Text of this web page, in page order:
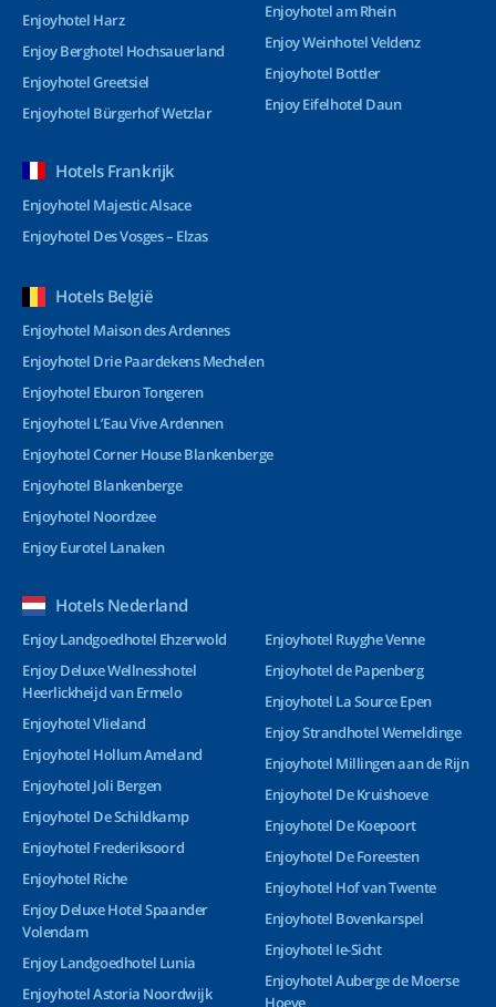
Enjoyhotel Harz
Enjoy Berghotel Hochsauerland
Enjoyhotel Greetsiel
Enjoyhotel Bürgerhof Wetzlar
Enjoyhotel am Rhein
Enjoy Weinhotel Veldenz
Enjoyhotel Bottler
Enjoy Eifelhotel Daun
Hotels Frankrijk
Enjoyhotel Majestic Alsace
Enjoyhotel Des Vosges – Elzas
Hotels België
Enjoyhotel Maison des Ardennes
Enjoyhotel Drie Paardekens Mechelen
Enjoyhotel Eburon Tongeren
Enjoyhotel L’Eau Vive Ardennen
Enjoyhotel Corner House Blankenberge
Enjoyhotel Blankenberge
Enjoyhotel Noordzee
Enjoy Eurotel Lanaken
Hotels Nederland
Enjoy Landgoedhotel Ehzerwold
Enjoy Deluxe Wellnesshotel
Heerlickheijd van Ermelo
Enjoyhotel Vlieland
Enjoyhotel Hollum Ameland
Enjoyhotel Joli Bergen
Enjoyhotel De Schildkamp
Enjoyhotel Frederiksoord
Enjoyhotel Riche
Enjoy Deluxe Hotel Spaander
Volendam
Enjoy Landgoedhotel Lunia
Enjoyhotel Astoria Noordwijk
Enjoyhotel Ruyghe Venne
Enjoyhotel de Papenberg
Enjoyhotel La Source Epen
Enjoy Strandhotel Wemeldinge
Enjoyhotel Millingen aan de Rijn
Enjoyhotel De Kruishoeve
Enjoyhotel De Koepoort
Enjoyhotel De Foreesten
Enjoyhotel Hof van Twente
Enjoyhotel Bovenkarspel
Enjoyhotel Ie-Sicht
Enjoyhotel Auberge de Moerse
Hoeve